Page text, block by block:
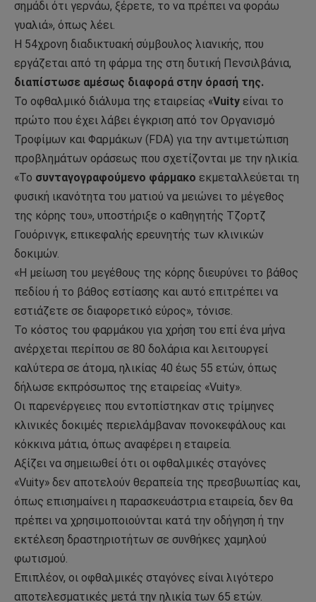
σημάδι ότι γερνάω, ξέρετε, το να πρέπει να φοράω
γυαλιά», όπως λέει.
Η 54χρονη διαδικτυακή σύμβουλος λιανικής, που
εργάζεται από τη φάρμα της στη δυτική Πενσιλβάνια,
διαπίστωσε αμέσως διαφορά στην όρασή της.
Το οφθαλμικό διάλυμα της εταιρείας «Vuity είναι το
πρώτο που έχει λάβει έγκριση από τον Οργανισμό
Τροφίμων και Φαρμάκων (FDA) για την αντιμετώπιση
προβλημάτων οράσεως που σχετίζονται με την ηλικία.
«Το συνταγογραφούμενο φάρμακο εκμεταλλεύεται τη
φυσική ικανότητα του ματιού να μειώνει το μέγεθος
της κόρης του», υποστήριξε ο καθηγητής Τζορτζ
Γουόρινγκ, επικεφαλής ερευνητής των κλινικών
δοκιμών.
«Η μείωση του μεγέθους της κόρης διευρύνει το βάθος
πεδίου ή το βάθος εστίασης και αυτό επιτρέπει να
εστιάζετε σε διαφορετικό εύρος», τόνισε.
Το κόστος του φαρμάκου για χρήση του επί ένα μήνα
ανέρχεται περίπου σε 80 δολάρια και λειτουργεί
καλύτερα σε άτομα, ηλικίας 40 έως 55 ετών, όπως
δήλωσε εκπρόσωπος της εταιρείας «Vuity».
Οι παρενέργειες που εντοπίστηκαν στις τρίμηνες
κλινικές δοκιμές περιελάμβαναν πονοκεφάλους και
κόκκινα μάτια, όπως αναφέρει η εταιρεία.
Αξίζει να σημειωθεί ότι οι οφθαλμικές σταγόνες
«Vuity» δεν αποτελούν θεραπεία της πρεσβυωπίας και,
όπως επισημαίνει η παρασκευάστρια εταιρεία, δεν θα
πρέπει να χρησιμοποιούνται κατά την οδήγηση ή την
εκτέλεση δραστηριοτήτων σε συνθήκες χαμηλού
φωτισμού.
Επιπλέον, οι οφθαλμικές σταγόνες είναι λιγότερο
αποτελεσματικές μετά την ηλικία των 65 ετών.